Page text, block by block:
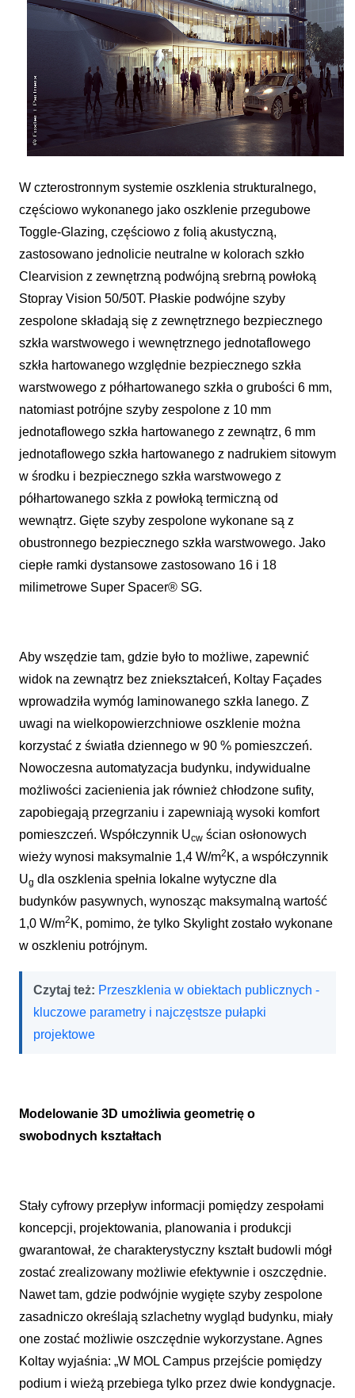
W czterostronnym systemie oszklenia strukturalnego,
częściowo wykonanego jako oszklenie przegubowe
Toggle-Glazing, częściowo z folią akustyczną,
zastosowano jednolicie neutralne w kolorach szkło
Clearvision z zewnętrzną podwójną srebrną powłoką
Stopray Vision 50/50T. Płaskie podwójne szyby
zespolone składają się z zewnętrznego bezpiecznego
szkła warstwowego i wewnętrznego jednotaflowego
szkła hartowanego względnie bezpiecznego szkła
warstwowego z półhartowanego szkła o grubości 6 mm,
natomiast potrójne szyby zespolone z 10 mm
jednotaflowego szkła hartowanego z zewnątrz, 6 mm
jednotaflowego szkła hartowanego z nadrukiem sitowym
w środku i bezpiecznego szkła warstwowego z
półhartowanego szkła z powłoką termiczną od
wewnątrz. Gięte szyby zespolone wykonane są z
obustronnego bezpiecznego szkła warstwowego. Jako
ciepłe ramki dystansowe zastosowano 16 i 18
milimetrowe Super Spacer® SG.
Aby wszędzie tam, gdzie było to możliwe, zapewnić
widok na zewnątrz bez zniekształceń, Koltay Façades
wprowadziła wymóg laminowanego szkła lanego. Z
uwagi na wielkopowierzchniowe oszklenie można
korzystać z światła dziennego w 90 % pomieszczeń.
Nowoczesna automatyzacja budynku, indywidualne
możliwości zacienienia jak również chłodzone sufity,
zapobiegają przegrzaniu i zapewniają wysoki komfort
pomieszczeń. Współczynnik Ucw ścian osłonowych
wieży wynosi maksymalnie 1,4 W/m2 K, a współczynnik
Ug dla oszklenia spełnia lokalne wytyczne dla
budynków pasywnych, wynosząc maksymalną wartość
1,0 W/m2 K, pomimo, że tylko Skylight zostało wykonane
w oszkleniu potrójnym.
Czytaj też: Przeszklenia w obiektach publicznych -
kluczowe parametry i najczęstsze pułapki
projektowe
Modelowanie 3D umożliwia geometrię o
swobodnych kształtach
Stały cyfrowy przepływ informacji pomiędzy zespołami
koncepcji, projektowania, planowania i produkcji
gwarantował, że charakterystyczny kształt budowli mógł
zostać zrealizowany możliwie efektywnie i oszczędnie.
Nawet tam, gdzie podwójnie wygięte szyby zespolone
zasadniczo określają szlachetny wygląd budynku, miały
one zostać możliwie oszczędnie wykorzystane. Agnes
Koltay wyjaśnia: „W MOL Campus przejście pomiędzy
podium i wieżą przebiega tylko przez dwie kondygnacje.